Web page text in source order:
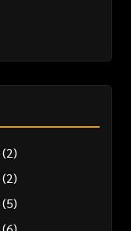
(2)
(2)
(5)